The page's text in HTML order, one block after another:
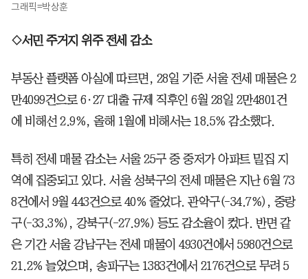
그래픽=박상훈
◇서민 주거지 위주 전세 감소
부동산 플랫폼 아실에 따르면, 28일 기준 서울 전세 매물은 2
만4099건으로 6·27 대출 규제 직후인 6월 28일 2만4801건
에 비해선 2.9%, 올해 1월에 비해서는 18.5% 감소했다.
특히 전세 매물 감소는 서울 25구 중 중저가 아파트 밀집 지
역에 집중되고 있다. 서울 성북구의 전세 매물은 지난 6월 73
8건에서 9월 443건으로 40% 줄었다. 관악구(-34.7%), 중랑
구(-33.3%), 강북구(-27.9%) 등도 감소율이 컸다. 반면 같
은 기간 서울 강남구는 전세 매물이 4930건에서 5980건으로
21.2% 늘었으며, 송파구는 1383건에서 2176건으로 무려 5